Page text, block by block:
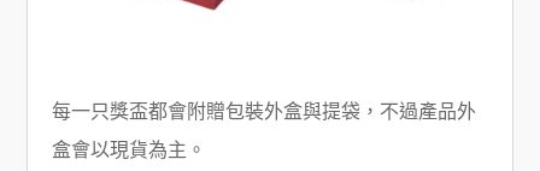
每一只獎盃都會附贈包裝外盒與提袋，不過產品外
盒會以現貨為主。